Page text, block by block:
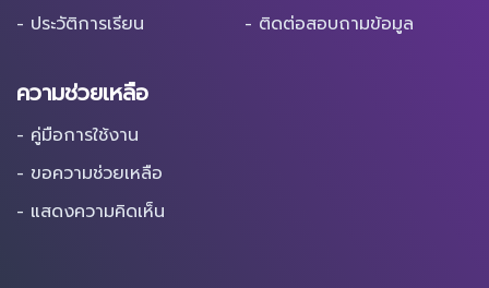
- ประวัติการเรียน
- ติดต่อสอบถามข้อมูล
ความช่วยเหลือ
- คู่มือการใช้งาน
- ขอความช่วยเหลือ
- แสดงความคิดเห็น